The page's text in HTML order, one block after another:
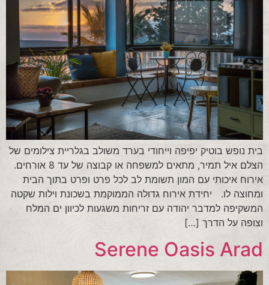
בית נופש בוטיק יפיפה וייחודי בערד משולב בגלריית צילומים של
הצלם איל תמיר, מתאים למשפחה או קבוצה של עד 8 אורחים.
אירוח איכותי עם המון תשומת לב לכל פרט ופרט בתוך הבית
ומחוצה לו. יחידת אירוח גדולה הממוקמת בשכונת וילות שקטה
המשקיפה למדבר יהודה עם זריחות משגעות לכיוון ים המלח
וצופה על הדרך […]
Serene Oasis Arad